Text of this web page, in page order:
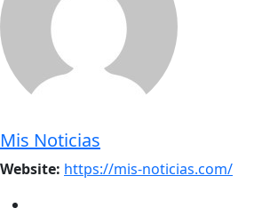
Mis Noticias
Website: https://mis-noticias.com/